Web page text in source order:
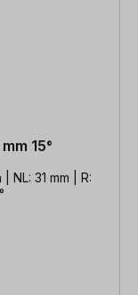
15°
NL: 31 mm | R: